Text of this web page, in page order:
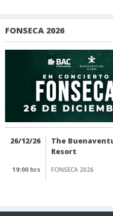
FONSECA 2026
26/12/26
The
Resort
19:00 hrs FONSECA 2026